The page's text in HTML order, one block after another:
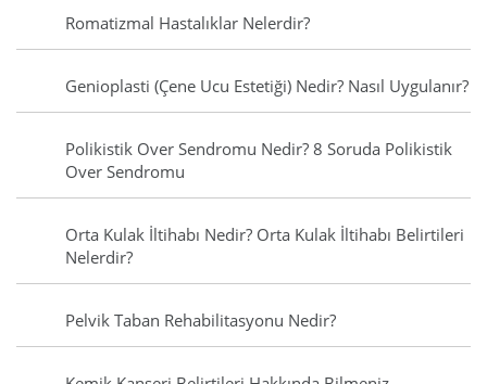
Romatizmal Hastalıklar Nelerdir?
Genioplasti (Çene Ucu Estetiği) Nedir? Nasıl Uygulanır?
Polikistik Over Sendromu Nedir? 8 Soruda Polikistik
Over Sendromu
Orta Kulak İltihabı Nedir? Orta Kulak İltihabı Belirtileri
Nelerdir?
Pelvik Taban Rehabilitasyonu Nedir?